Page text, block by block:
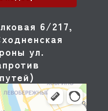
6/217,
ул.